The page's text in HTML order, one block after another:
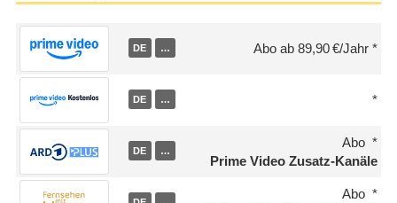
DE … Abo ab 89,90 €/Jahr
DE …
DE …
Abo
Prime Video Zusatz-Kanäle
Abo